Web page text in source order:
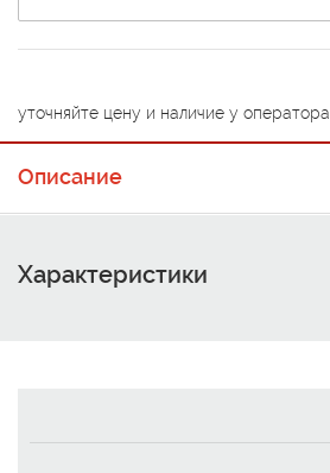
уточняйте цену и наличие у оператора
Описание
Характеристики